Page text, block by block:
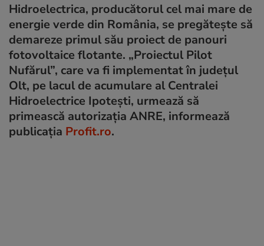
Hidroelectrica, producătorul cel mai mare de
energie verde din România, se pregătește să
demareze primul său proiect de panouri
fotovoltaice flotante. „Proiectul Pilot
Nufărul”, care va fi implementat în județul
Olt, pe lacul de acumulare al Centralei
Hidroelectrice Ipotești, urmează să
primească autorizația ANRE, informează
publicația Profit.ro.